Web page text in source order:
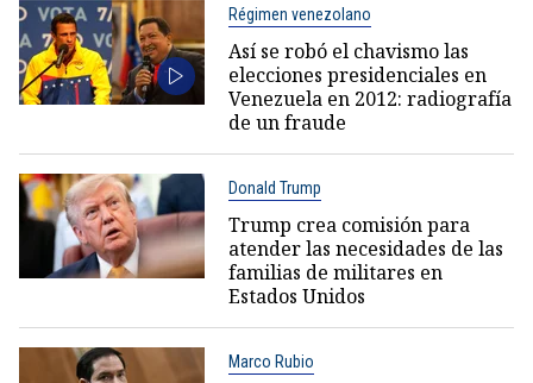
Régimen venezolano
Así se robó el chavismo las
elecciones presidenciales en
Venezuela en 2012: radiografía
de un fraude
Donald Trump
Trump crea comisión para
atender las necesidades de las
familias de militares en
Estados Unidos
Marco Rubio